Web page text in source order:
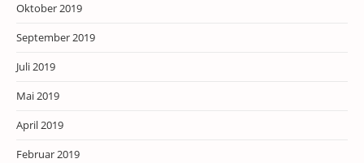
Oktober 2019
September 2019
Juli 2019
Mai 2019
April 2019
Februar 2019